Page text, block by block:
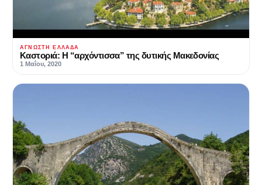
ΆΓΝΩΣΤΗ ΕΛΛΆΔΑ
Καστοριά: Η “αρχόντισσα” της δυτικής Μακεδονίας
1 Μαΐου, 2020